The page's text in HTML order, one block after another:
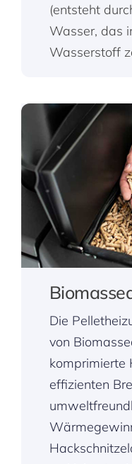
(entsteht
Wasser, das
Wasserstoff
Die
von
komprimierte
effizienten